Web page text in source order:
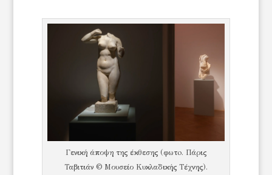
Γενική άποψη της έκθεσης (φωτo. Πάρις
Ταβιτιάν © Μουσείο Κυκλαδικής Τέχνης).